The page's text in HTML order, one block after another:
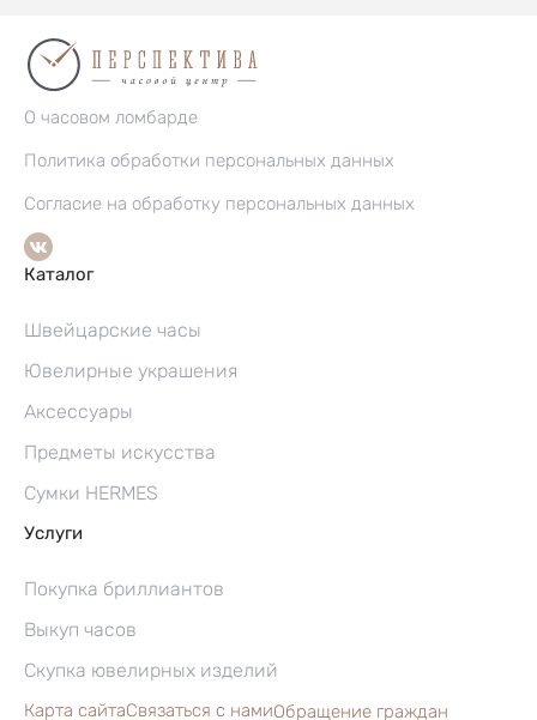
О часовом ломбарде
Политика обработки персональных данных
Согласие на обработку персональных данных
Каталог
Швейцарские часы
Ювелирные украшения
Аксессуары
Предметы искусства
Сумки HERMES
Услуги
Покупка бриллиантов
Выкуп часов
Скупка ювелирных изделий
Карта сайтаСвязаться с намиОбращение граждан